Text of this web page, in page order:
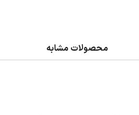
محصولات مشابه